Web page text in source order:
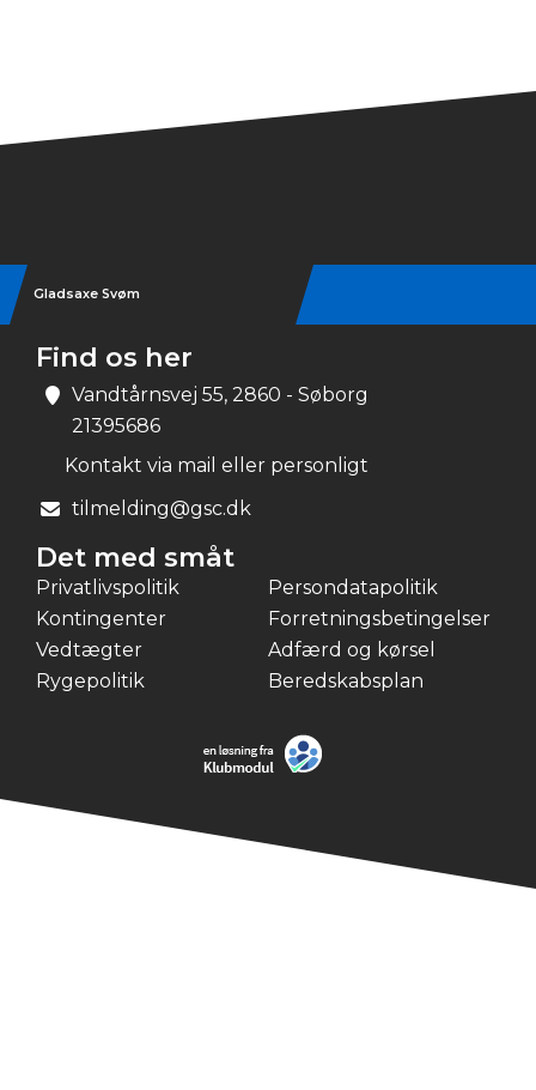
Gladsaxe Svøm
Find os her
Vandtårnsvej 55, 2860 - Søborg
21395686
Kontakt via mail eller personligt
tilmelding@gsc.dk
Det med småt
Privatlivspolitik
Persondatapolitik
Kontingenter
Forretningsbetingelser
Vedtægter
Adfærd og kørsel
Rygepolitik
Beredskabsplan